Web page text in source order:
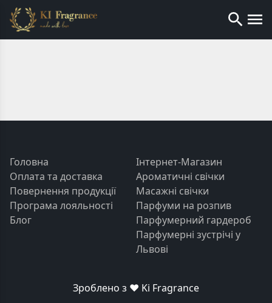
Головна
Оплата та доставка
Повернення продукції
Програма лояльності
Блог
Інтернет-Магазин
Ароматичні свічки
Масажні свічки
Парфуми на розпив
Парфумерний гардероб
Парфумерні зустрічі у
Львові
Зроблено з ❤️ Ki Fragrance